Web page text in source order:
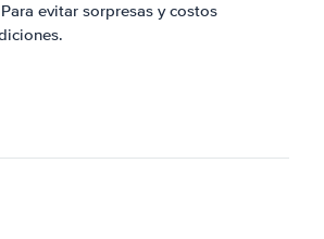
evitar sorpresas y costos